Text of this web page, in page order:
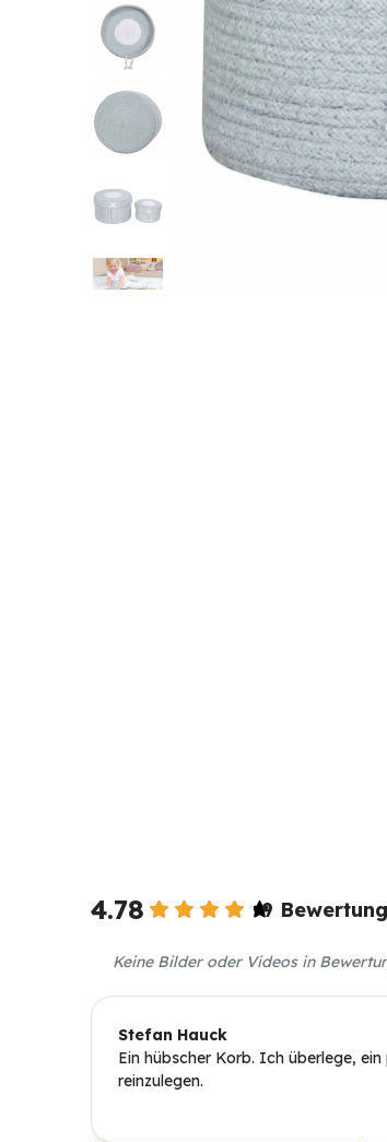
4.78 9
Keine Bilder oder Videos in
Stefan Hauck
Ein hübscher Korb. Ich überlege,
reinzulegen.